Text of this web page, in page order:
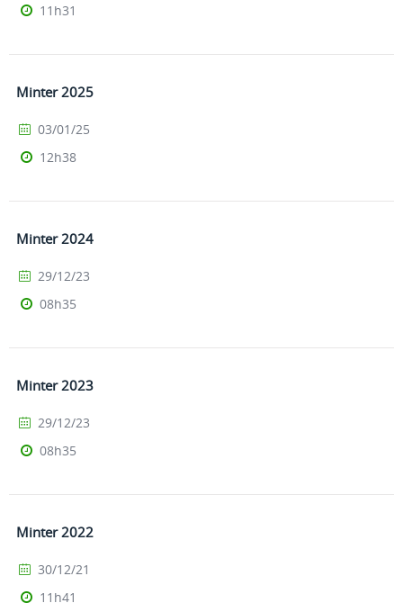
11h31
Minter 2025
03/01/25
12h38
Minter 2024
29/12/23
08h35
Minter 2023
29/12/23
08h35
Minter 2022
30/12/21
11h41